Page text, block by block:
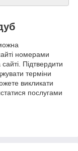
номерами
Підтвердити
терміни
викликати
послугами